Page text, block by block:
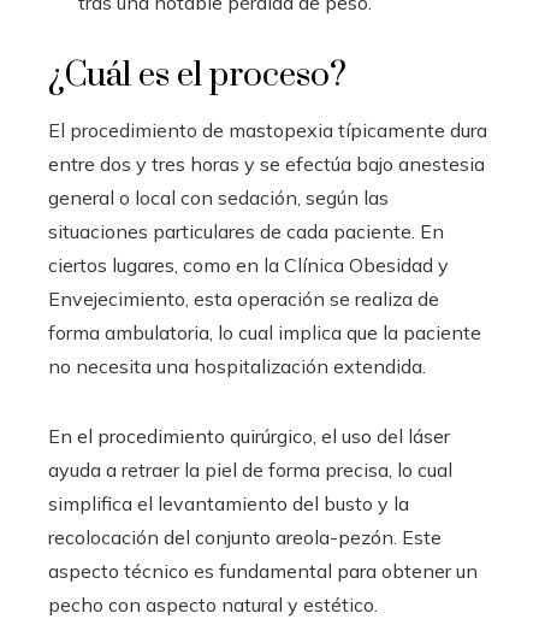
¿Cuál es el proceso?
El procedimiento de mastopexia típicamente dura
entre dos y tres horas y se efectúa bajo anestesia
general o local con sedación, según las
situaciones particulares de cada paciente. En
ciertos lugares, como en la Clínica Obesidad y
Envejecimiento, esta operación se realiza de
forma ambulatoria, lo cual implica que la paciente
no necesita una hospitalización extendida.
En el procedimiento quirúrgico, el uso del láser
ayuda a retraer la piel de forma precisa, lo cual
simplifica el levantamiento del busto y la
recolocación del conjunto areola-pezón. Este
aspecto técnico es fundamental para obtener un
pecho con aspecto natural y estético.